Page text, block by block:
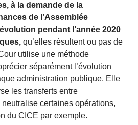
à la demande de la
de l’Assemblée
pendant l’année 2020
qu’elles résultent ou pas de
utilise une méthode
séparément l’évolution
administration publique. Elle
les transferts entre
certaines opérations,
du CICE par exemple.